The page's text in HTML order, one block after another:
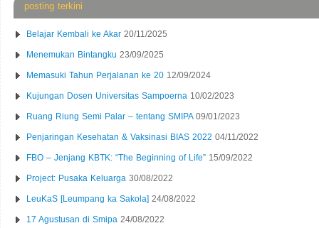
posting terkini
Belajar Kembali ke Akar 20/11/2025
Menemukan Bintangku 23/09/2025
Memasuki Tahun Perjalanan ke 20 12/09/2024
Kujungan Dosen Universitas Sampoerna 10/02/2023
Ruang Riung Semi Palar – tentang SMIPA 09/01/2023
Penjaringan Kesehatan & Vaksinasi BIAS 2022 04/11/2022
FBO – Jenjang KBTK: “The Beginning of Life” 15/09/2022
Project: Pusaka Keluarga 30/08/2022
LeuKaS [Leumpang ka Sakola] 24/08/2022
17 Agustusan di Smipa 24/08/2022